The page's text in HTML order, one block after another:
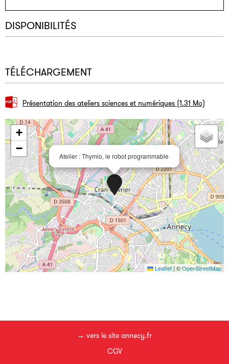
DISPONIBILITÉS
TÉLÉCHARGEMENT
Présentation des ateliers sciences et numériques (1.31 Mo)
Atelier : Thymio, le robot programmable
+
−
Leaflet|©OpenStreetMap
→ vers le site annecy.fr
CGV